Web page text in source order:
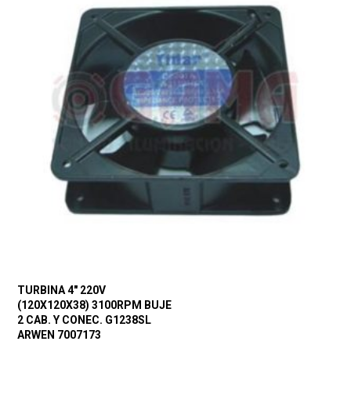
TURBINA 4″ 220V
(120X120X38) 3100RPM BUJE
2 CAB. Y CONEC. G1238SL
ARWEN 7007173